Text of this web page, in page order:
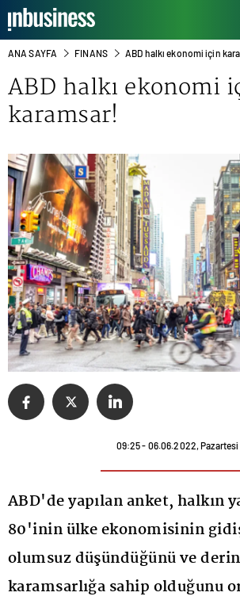
ANA SAYFA FINANS ABD halkı ekonomi için
ABD halkı ekonomi
karamsar!
09:25 - 06.06.2022, Pazartesi
ABD'de yapılan anket, halkın
80'inin ülke ekonomisinin
olumsuz düşündüğünü ve
karamsarlığa sahip olduğunu